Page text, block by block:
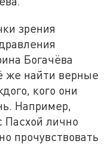
зрения
Богачёва
же найти верные
кого они
Например,
Пасхой лично
прочувствовать